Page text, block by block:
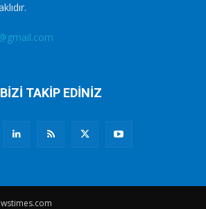
BİZİ TAKİP EDİNİZ